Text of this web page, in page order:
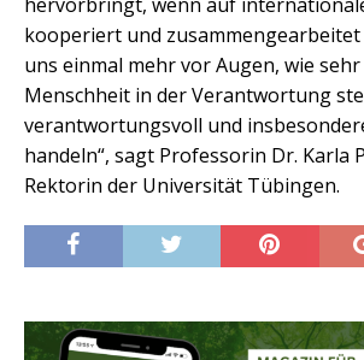
kooperiert und zusammengearbeitet
uns einmal mehr vor Augen, wie
Menschheit in der Verantwortung
verantwortungsvoll und
handeln“, sagt Professorin Dr. Karla
Rektorin der Universität Tübingen.